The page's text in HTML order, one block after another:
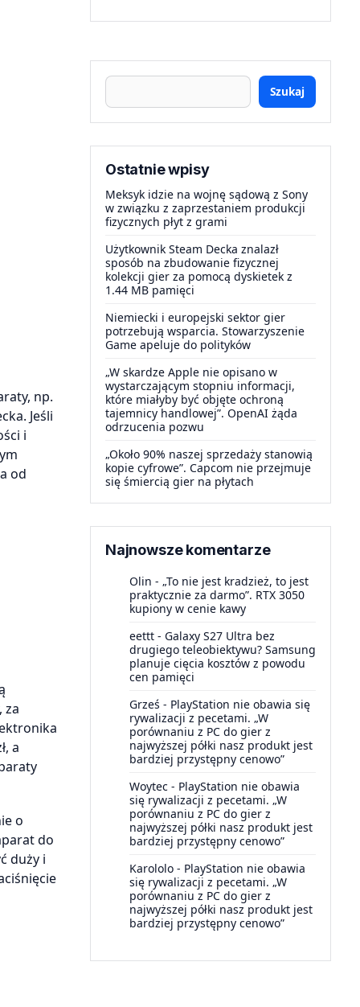
np.
Jeśli
i
od
za
a
o
do
duży i
Szukaj
Ostatnie wpisy
Meksyk idzie na wojnę sądową z Sony
w związku z zaprzestaniem produkcji
fizycznych płyt z grami
Użytkownik Steam Decka znalazł
sposób na zbudowanie fizycznej
kolekcji gier za pomocą dyskietek z
1.44 MB pamięci
Niemiecki i europejski sektor gier
potrzebują wsparcia. Stowarzyszenie
Game apeluje do polityków
„W skardze Apple nie opisano w
wystarczającym stopniu informacji,
które miałyby być objęte ochroną
tajemnicy handlowej”. OpenAI żąda
odrzucenia pozwu
„Około 90% naszej sprzedaży stanowią
kopie cyfrowe”. Capcom nie przejmuje
się śmiercią gier na płytach
Najnowsze komentarze
Olin - „To nie jest kradzież, to jest
praktycznie za darmo”. RTX 3050
kupiony w cenie kawy
eettt - Galaxy S27 Ultra bez
drugiego teleobiektywu? Samsung
planuje cięcia kosztów z powodu
cen pamięci
Grześ - PlayStation nie obawia się
rywalizacji z pecetami. „W
porównaniu z PC do gier z
najwyższej półki nasz produkt jest
bardziej przystępny cenowo”
Woytec - PlayStation nie obawia
się rywalizacji z pecetami. „W
porównaniu z PC do gier z
najwyższej półki nasz produkt jest
bardziej przystępny cenowo”
Karololo - PlayStation nie obawia
się rywalizacji z pecetami. „W
porównaniu z PC do gier z
najwyższej półki nasz produkt jest
bardziej przystępny cenowo”